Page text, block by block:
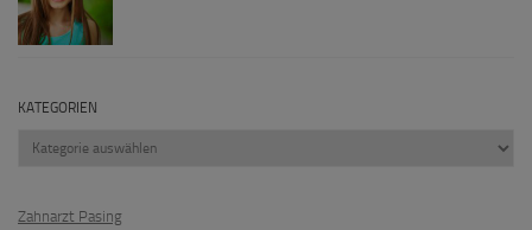
KATEGORIEN
Kategorien
Zahnarzt Pasing